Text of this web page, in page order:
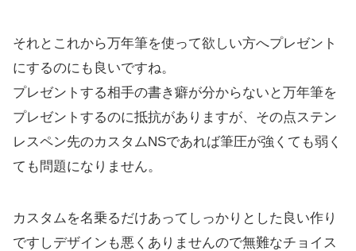
それとこれから万年筆を使って欲しい方へプレゼント
にするのにも良いですね。
プレゼントする相手の書き癖が分からないと万年筆を
プレゼントするのに抵抗がありますが、その点ステン
レスペン先のカスタムNSであれば筆圧が強くても弱く
ても問題になりません。
カスタムを名乗るだけあってしっかりとした良い作り
ですしデザインも悪くありませんので無難なチョイス